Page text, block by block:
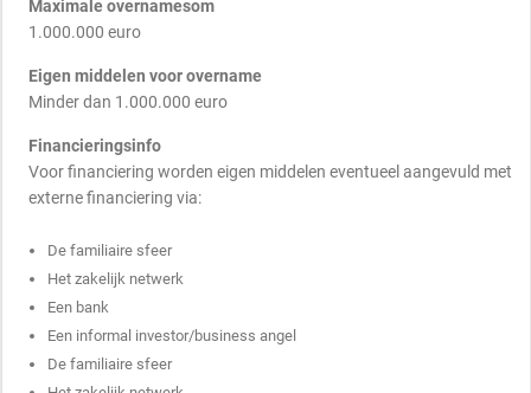
Maximale overnamesom
1.000.000 euro
Eigen middelen voor overname
Minder dan 1.000.000 euro
Financieringsinfo
Voor financiering worden eigen middelen eventueel aangevuld met
externe financiering via:
De familiaire sfeer
Het zakelijk netwerk
Een bank
Een informal investor/business angel
De familiaire sfeer